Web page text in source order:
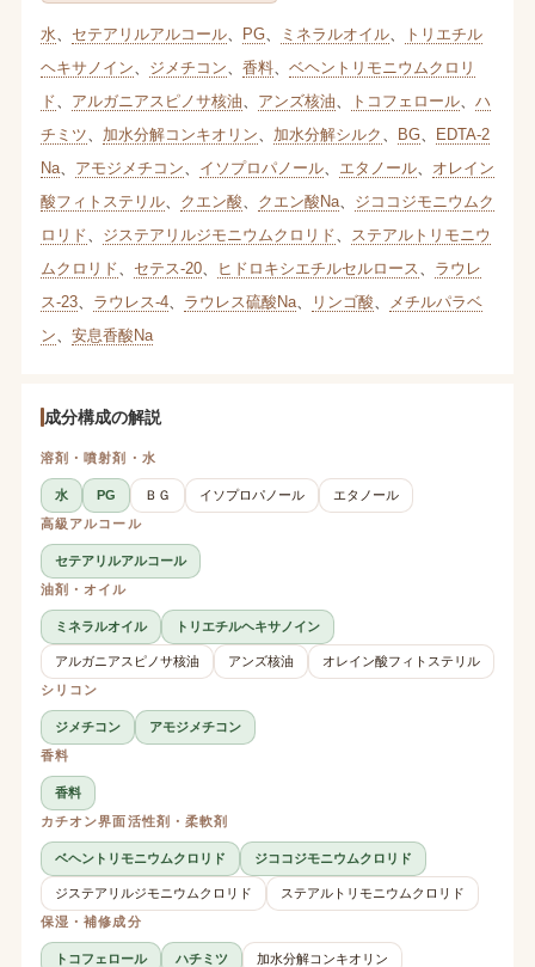
水 セテアリルアルコール、 PG、 ミネラルオイル、
トリエチル
ヘキサノイン
ジメチコン 香料、 ベヘントリモニウムクロリ
ド
アルガニアスピノサ核油 アンズ核油 トコフェロール、 ハ
チミツ
加水分解コンキオリン 加水分解シルク BG、 EDTA-2
Na、 アモジメチコン イソプロパノール、 エタノール、 オレイン
酸フィトステリル、 クエン酸 クエン酸Na、 ジココジモニウムク
ロリド
ジステアリルジモニウムクロリド
ステアルトリモニウ
ムクロリド
セテス-20、 ヒドロキシエチルセルロース
ラウレ
ス-23、 ラウレス-4、 ラウレス硫酸Na、 リンゴ酸
メチルパラベ
ン
安息香酸Na
成分構成の解説
溶剤・噴射剤・水
水 PG ＢＧ イソプロパノール
エタノール
高級アルコール
セテアリルアルコール
油剤・オイル
ミネラルオイル トリエチルヘキサノイン
アルガニアスピノサ核油 アンズ核油
オレイン酸フィトステリル
シリコン
ジメチコン
アモジメチコン
香料
香料
カチオン界面活性剤・柔軟剤
ベヘントリモニウムクロリド ジココジモニウムクロリド
ジステアリルジモニウムクロリド
ステアルトリモニウムクロリド
保湿・補修成分
トコフェロール ハチミツ 加水分解コンキオリン